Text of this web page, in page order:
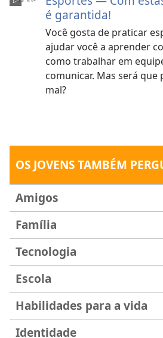
é garantida!
Você gosta de praticar
ajudar você a aprender
como trabalhar em
comunicar. Mas será
mal?
OS JOVENS TAMBÉM
Amigos
Família
Tecnologia
Escola
Habilidades para a vida
Identidade